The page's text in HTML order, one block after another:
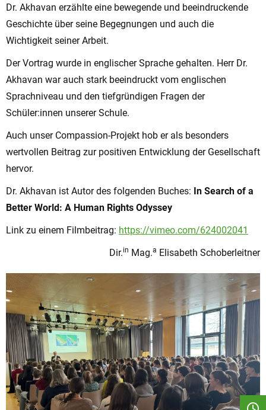
Dr. Akhavan erzählte eine bewegende und beeindruckende
Geschichte über seine Begegnungen und auch die
Wichtigkeit seiner Arbeit.
Der Vortrag wurde in englischer Sprache gehalten. Herr Dr.
Akhavan war auch stark beeindruckt vom englischen
Sprachniveau und den tiefgründigen Fragen der
Schüler:innen unserer Schule.
Auch unser Compassion-Projekt hob er als besonders
wertvollen Beitrag zur positiven Entwicklung der Gesellschaft
hervor.
Dr. Akhavan ist Autor des folgenden Buches: In Search of a
Better World: A Human Rights Odyssey
Link zu einem Filmbeitrag: https://vimeo.com/624002041
Dir.in Mag.a Elisabeth Schoberleitner